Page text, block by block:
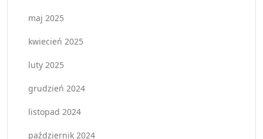
maj 2025
kwiecień 2025
luty 2025
grudzień 2024
listopad 2024
październik 2024